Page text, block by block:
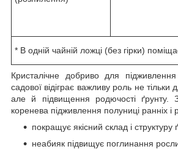
* В одній чайній ложці (без гірки)
Кристалічне добриво для
садової відіграє важливу роль не
але й підвищення родючості ґрунту.
коренева підживлення полуниці ранніх і
покращує якісний склад і структуру
неабияк підвищує поглинання